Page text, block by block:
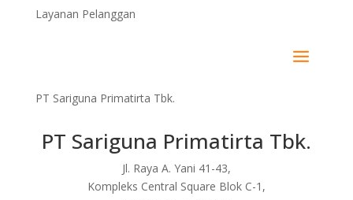
Layanan Pelanggan
PT Sariguna Primatirta Tbk.
PT Sariguna Primatirta Tbk.
Jl. Raya A. Yani 41-43,
Kompleks Central Square Blok C-1,